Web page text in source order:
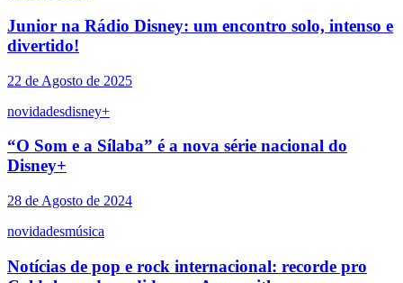
Junior na Rádio Disney: um encontro solo, intenso e
divertido!
22 de Agosto de 2025
novidadesdisney+
“O Som e a Sílaba” é a nova série nacional do
Disney+
28 de Agosto de 2024
novidadesmúsica
Notícias de pop e rock internacional: recorde pro